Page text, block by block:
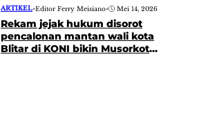
ARTIKEL•Editor Ferry Meisiano• Mei 14, 2026
Rekam jejak hukum disorot
pencalonan mantan wali kota
Blitar di KONI bikin Musorkot